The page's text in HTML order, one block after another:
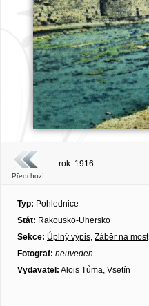
Předchozí
rok: 1916
Typ: Pohlednice
Stát: Rakousko-Uhersko
Sekce: Úplný výpis, Záběr na most
Fotograf: neuveden
Vydavatel: Alois Tůma, Vsetín